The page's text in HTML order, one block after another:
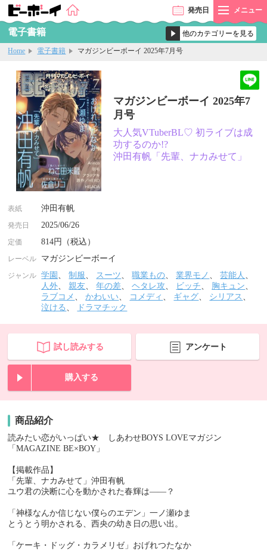
発売日 メニュー
電子書籍
Home 電子書籍 マガジンビーボーイ 2025年7月号
マガジンビーボーイ 2025年7
月号
大人気VTuberBL♡ 初ライブは成
功するのか!?
沖田有帆「先輩、ナカみせて」
表紙 沖田有帆
発売日 2025/06/26
定価 814円（税込）
レーベル マガジンビーボーイ
ジャンル 学園 、制服、 スーツ、職業もの、業界モノ 、芸能人 、
人外、親友、年の差、ヘタレ攻、 ビッチ、 胸キュン、
ラブコメ 、かわいい、 コメディ 、 ギャグ、 シリアス 、
泣ける 、 ドラマチック
試し読みする アンケート
購入する
商品紹介
読みたい恋がいっぱい★ しあわせBOYS LOVEマガジン
「MAGAZINE BE×BOY」
【掲載作品】
「先輩、ナカみせて」沖田有帆
ユウ君の決断に心を動かされた春輝は――？
「神様なんか信じない僕らのエデン」一ノ瀬ゆま
とうとう明かされる、西央の幼き日の思い出。
「ケーキ・ドッグ・カラメリゼ」おげれつたなか